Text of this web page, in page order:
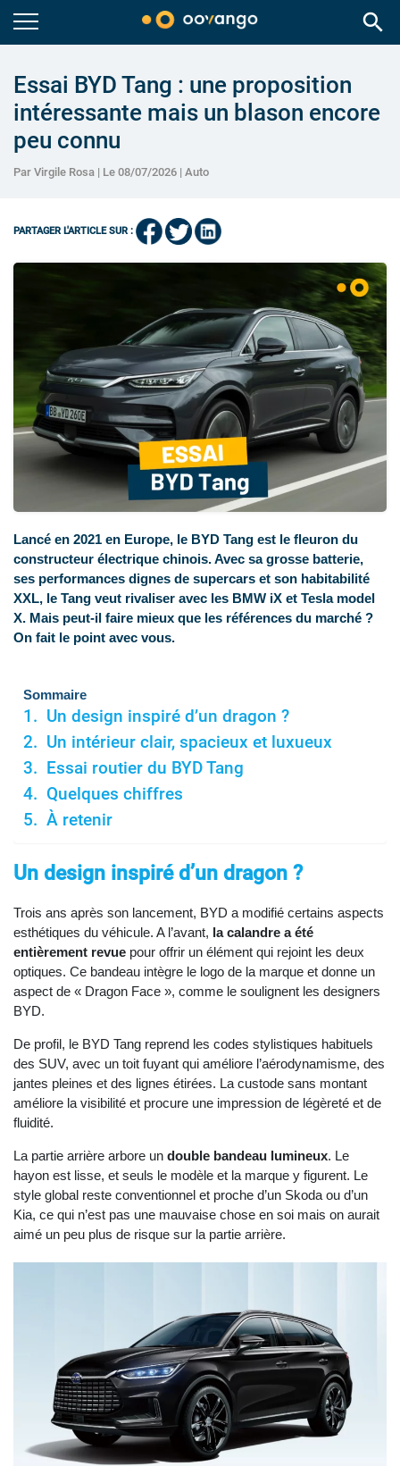
search
Essai BYD Tang : une proposition
intéressante mais un blason encore
peu connu
Par Virgile Rosa | Le 08/07/2026 | Auto
PARTAGER L'ARTICLE SUR :
Lancé en 2021 en Europe, le BYD Tang est le fleuron du
constructeur électrique chinois. Avec sa grosse batterie,
ses performances dignes de supercars et son habitabilité
XXL, le Tang veut rivaliser avec les BMW iX et Tesla model
X. Mais peut-il faire mieux que les références du marché ?
On fait le point avec vous.
Sommaire
Un design inspiré d’un dragon ?
Un intérieur clair, spacieux et luxueux
Essai routier du BYD Tang
Quelques chiffres
À retenir
Un design inspiré d’un dragon ?
Trois ans après son lancement, BYD a modifié certains aspects
esthétiques du véhicule. A l’avant, la calandre a été
entièrement revue pour offrir un élément qui rejoint les deux
optiques. Ce bandeau intègre le logo de la marque et donne un
aspect de « Dragon Face », comme le soulignent les designers
BYD.
De profil, le BYD Tang reprend les codes stylistiques habituels
des SUV, avec un toit fuyant qui améliore l’aérodynamisme, des
jantes pleines et des lignes étirées. La custode sans montant
améliore la visibilité et procure une impression de légèreté et de
fluidité.
La partie arrière arbore un double bandeau lumineux. Le
hayon est lisse, et seuls le modèle et la marque y figurent. Le
style global reste conventionnel et proche d’un Skoda ou d’un
Kia, ce qui n’est pas une mauvaise chose en soi mais on aurait
aimé un peu plus de risque sur la partie arrière.